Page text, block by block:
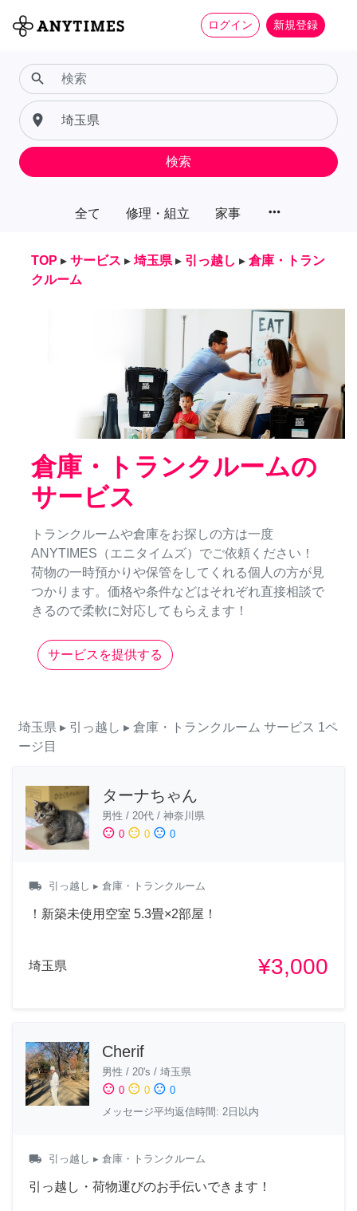
ログイン 新規登録
全て 修理・組立 家事 more_horiz
search
place
検索
TOP ▸ サービス ▸ 埼玉県 ▸ 引っ越し ▸ 倉庫・トラン
クルーム
倉庫・トランクルームの
サービス
トランクルームや倉庫をお探しの方は一度
ANYTIMES（エニタイムズ）でご依頼ください！
荷物の一時預かりや保管をしてくれる個人の方が見
つかります。価格や条件などはそれぞれ直接相談で
きるので柔軟に対応してもらえます！
サービスを提供する
埼玉県 ▸ 引っ越し ▸ 倉庫・トランクルーム サービス 1ペ
ージ目
ターナちゃん
男性 / 20代 / 神奈川県
sentiment_satisfied 0 sentiment_neutral 0 sentiment_dissatisfied 0
local_shipping 引っ越し ▸ 倉庫・トランクルーム
！新築未使用空室 5.3畳×2部屋！
埼玉県 ¥3,000
Cherif
男性 / 20's / 埼玉県
sentiment_satisfied 0 sentiment_neutral 0 sentiment_dissatisfied 0
メッセージ平均返信時間: 2日以内
local_shipping 引っ越し ▸ 倉庫・トランクルーム
引っ越し・荷物運びのお手伝いできます！